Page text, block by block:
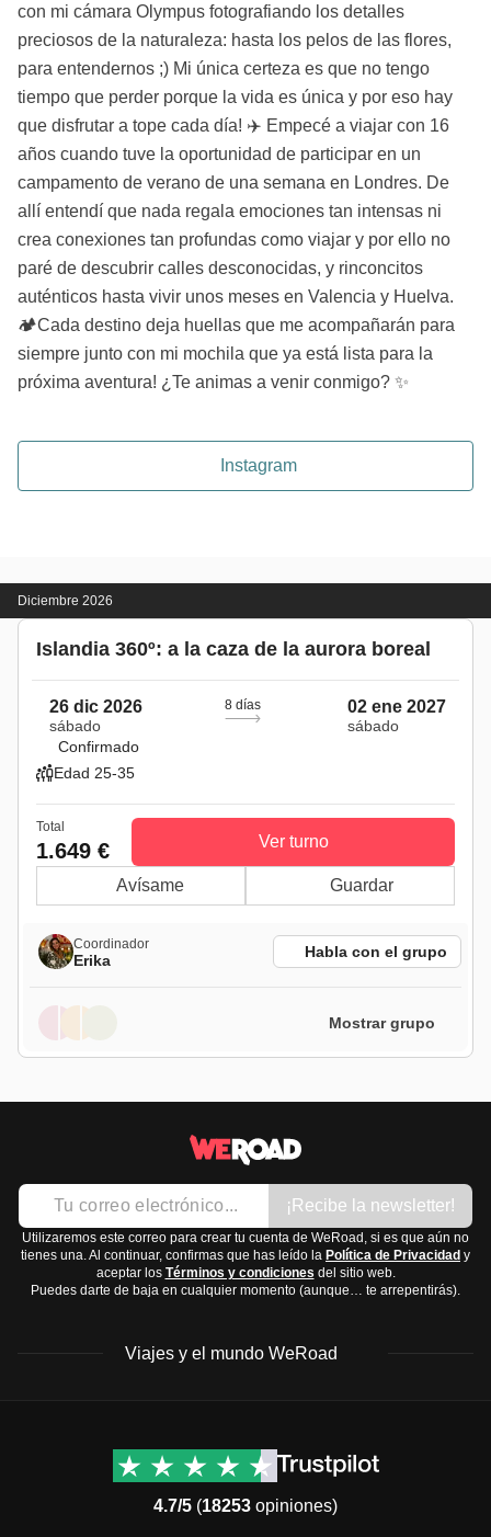
con mi cámara Olympus fotografiando los detalles
preciosos de la naturaleza: hasta los pelos de las flores,
para entendernos ;) Mi única certeza es que no tengo
tiempo que perder porque la vida es única y por eso hay
que disfrutar a tope cada día! ✈️ Empecé a viajar con 16
años cuando tuve la oportunidad de participar en un
campamento de verano de una semana en Londres. De
allí entendí que nada regala emociones tan intensas ni
crea conexiones tan profundas como viajar y por ello no
paré de descubrir calles desconocidas, y rinconcitos
auténticos hasta vivir unos meses en Valencia y Huelva.
🏕️Cada destino deja huellas que me acompañarán para
siempre junto con mi mochila que ya está lista para la
próxima aventura! ¿Te animas a venir conmigo? ✨
Instagram
Diciembre 2026
Islandia 360º: a la caza de la aurora boreal
26 dic 2026
sábado
8 días 02 ene 2027
sábado
Confirmado
Edad 25-35
Total
1.649 € Ver turno
Avísame Guardar
Coordinador
Erika Habla con el grupo
Mostrar grupo
¡Recibe la newsletter!
Utilizaremos este correo para crear tu cuenta de WeRoad, si es que aún no
tienes una. Al continuar, confirmas que has leído la Política de Privacidad y
aceptar los Términos y condiciones del sitio web.
Puedes darte de baja en cualquier momento (aunque… te arrepentirás).
Viajes y el mundo WeRoad
América del Norte
Contacto
Términos y condiciones
4.7/5 (18253 opiniones)